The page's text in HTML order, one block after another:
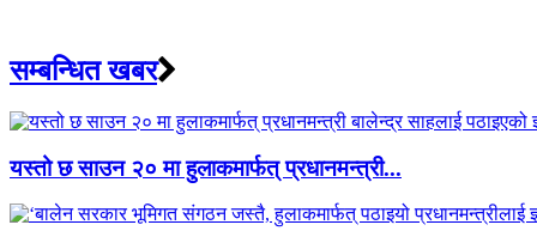
सम्बन्धित खबर
यस्तो छ साउन २० मा हुलाकमार्फत् प्रधानमन्त्री...